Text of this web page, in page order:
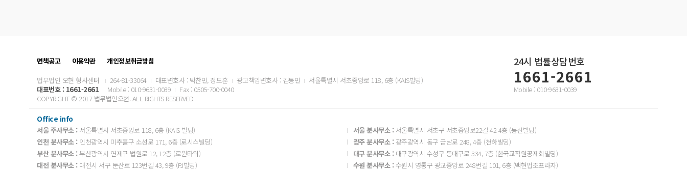
면책공고 이용약관
개인정보취급방침
법무법인 오현 형사센터
264-81-33064 대표변호사 : 박찬민, 정도훈 광고책임변호사 : 김동민
서울특별시 서초중앙로 118, 6층 (KAIS빌딩)
대표번호 : 1661-2661 Mobile : 010-9631-0039
Fax : 0505-700-0040
COPYRIGHT © 2017 법무법인오현. ALL RIGHTS RESERVED
24시 법률상담번호
1661-2661
Mobile : 010-9631-0039
Office info
서울 주사무소 : 서울특별시 서초중앙로 118, 6층 (KAIS 빌딩) 서울 분사무소 : 서울특별시 서초구 서초중앙로22길 42 4층 (동진빌딩)
인천 분사무소 : 인천광역시 미추홀구 소성로 171, 6층 (로시스빌딩) 광주 분사무소 :광주광역시 동구 금남로 248, 4층 (천하빌딩)
부산 분사무소 :부산광역시 연제구 법원로 12, 12층 (로윈타워) 대구 분사무소 : 대구광역시 수성구 동대구로 334, 7층 (한국교직원공제회빌딩)
대전 분사무소 : 대전시 서구 둔산로 123번길 43, 9층 (PJ빌딩) 수원 분사무소 :수원시 영통구 광교중앙로 248번길 101, 6층 (백현법조프라자)